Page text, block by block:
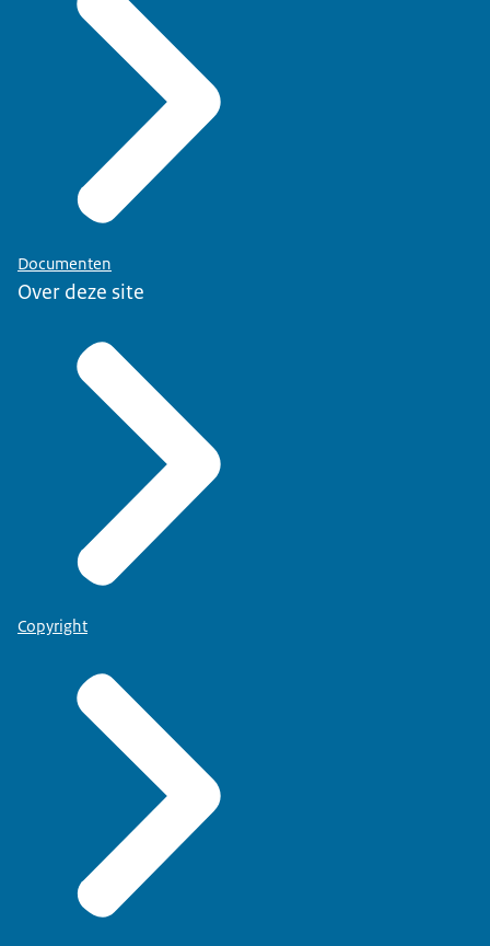
Documenten
Over deze site
Copyright